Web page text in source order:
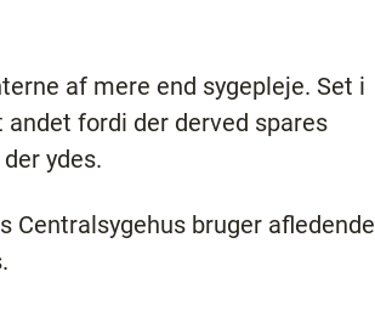
af mere end sygepleje. Set i
fordi der derved spares
ydes.
Centralsygehus bruger afledende